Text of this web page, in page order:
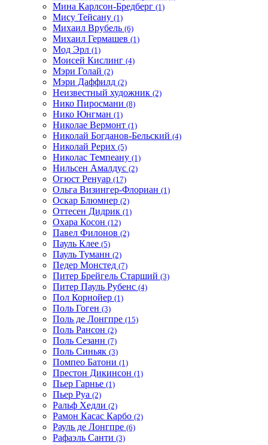
Мина Карлсон-Бредберг (1)
Мису Тейсану (1)
Михаил Врубель (6)
Михаил Гермашев (1)
Мод Эрл (1)
Моисей Кислинг (4)
Мэри Голай (2)
Мэри Даффилд (2)
Неизвестный художник (2)
Нико Пиросмани (8)
Нико Юнгман (1)
Николае Вермонт (1)
Николай Богданов-Бельский (4)
Николай Рерих (5)
Николас Темпеану (1)
Нильсен Амалдус (2)
Огюст Ренуар (17)
Ольга Визингер-Флориан (1)
Оскар Блюмнер (2)
Оттесен Дидрик (1)
Охара Косон (12)
Павел Филонов (2)
Пауль Клее (5)
Пауль Туманн (2)
Педер Монстед (7)
Питер Брейгель Старший (3)
Питер Пауль Рубенс (4)
Пол Корнойер (1)
Поль Гоген (3)
Поль де Лонгпре (15)
Поль Рансон (2)
Поль Сезанн (7)
Поль Синьяк (3)
Помпео Батони (1)
Престон Дикинсон (1)
Пьер Гарнье (1)
Пьер Руа (2)
Ральф Хедли (2)
Рамон Касас Карбо (2)
Рауль де Лонгпре (6)
Рафаэль Санти (3)